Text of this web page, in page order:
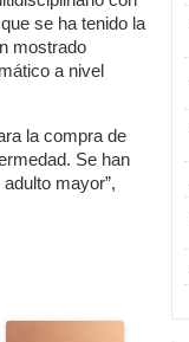
se ha tenido la
mostrado
a nivel
la compra de
Se han
mayor”,